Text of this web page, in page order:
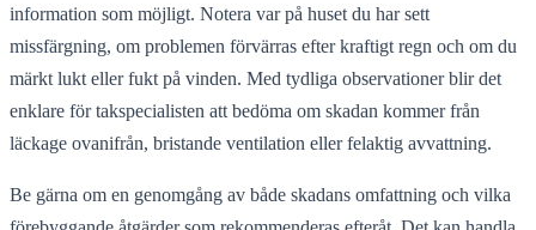
information som möjligt. Notera var på huset du har sett
missfärgning, om problemen förvärras efter kraftigt regn och om du
märkt lukt eller fukt på vinden. Med tydliga observationer blir det
enklare för takspecialisten att bedöma om skadan kommer från
läckage ovanifrån, bristande ventilation eller felaktig avvattning.
Be gärna om en genomgång av både skadans omfattning och vilka